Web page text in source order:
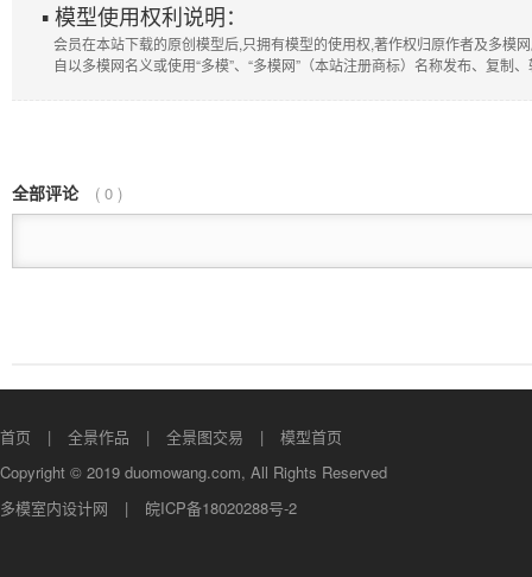
▪ 模型使用权利说明：
会员在本站下载的原创模型后,只拥有模型的使用权,著作权归原作者及多模
自以多模网名义或使用“多模”、“多模网”（本站注册商标）名称发布、复
全部评论 ( 0 )
首页 全景作品 全景图交易
模型首页
Copyright © 2019 duomowang.com, All Rights Reserved
多模室内设计网
皖ICP备18020288号-2